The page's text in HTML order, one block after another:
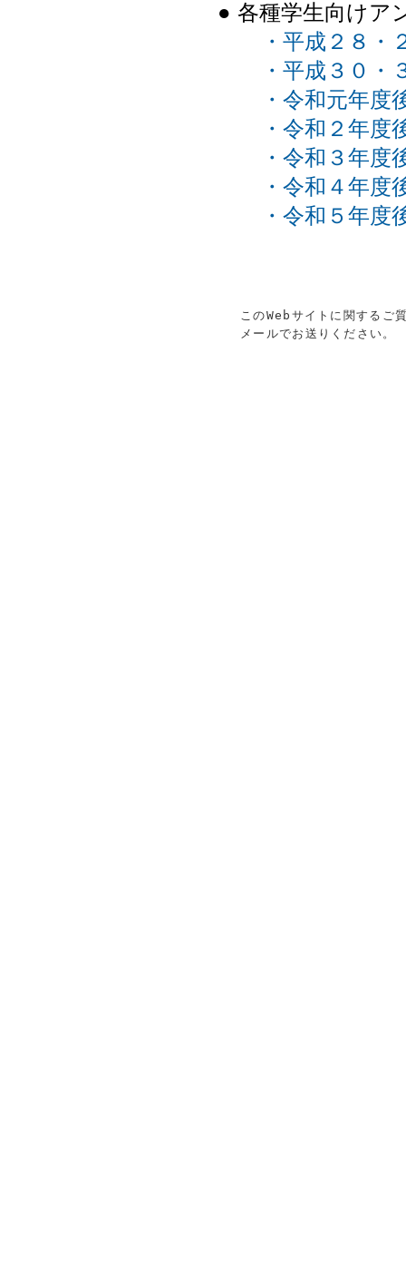
● 各種学生向けア
・平成２８・
・平成３０・
・令和元年度
・令和２年度
・令和３年度
・令和４年度
・令和５年度
このWebサイトに関するご
メールでお送りください。